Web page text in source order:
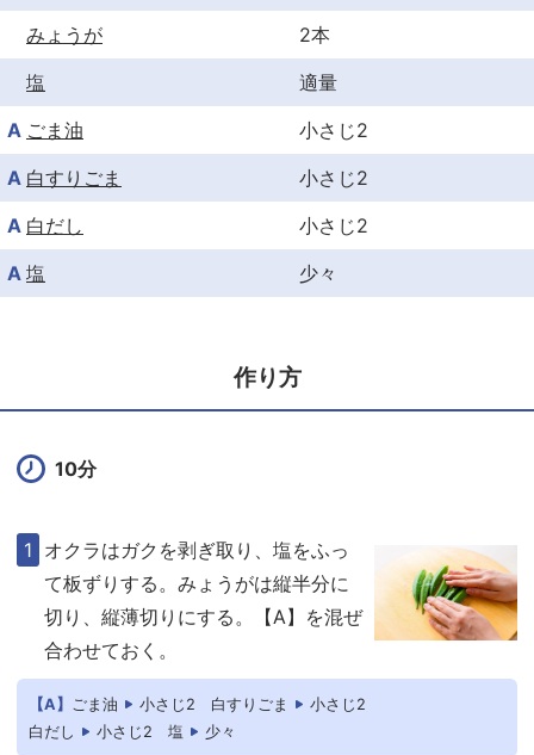
みょうが
2本
塩
適量
A ごま油
小さじ2
A 白すりごま
小さじ2
A 白だし
小さじ2
A 塩 少々
作り方
10分
オクラはガクを剥ぎ取り、塩をふっ
て板ずりする。みょうがは縦半分に
切り、縦薄切りにする。【A】を混ぜ
合わせておく。
【A】 ごま油 小さじ2 白すりごま
小さじ2
白だし
小さじ2 塩 少々